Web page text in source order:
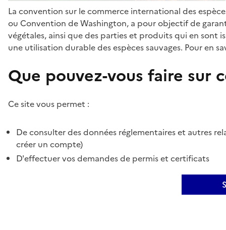
La convention sur le commerce international des
ou Convention de Washington, a pour objectif de
végétales, ainsi que des parties et produits qui en sont
une utilisation durable des espèces sauvages. Pour en
Que pouvez-vous faire sur
Ce site vous permet :
De consulter des données réglementaires et autres
créer un compte)
D'effectuer vos demandes de permis et certificats